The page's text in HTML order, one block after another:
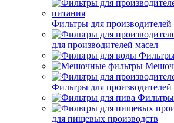
Фильтры для
для производителей масел
Фильтры для производителей
для пищевых производств